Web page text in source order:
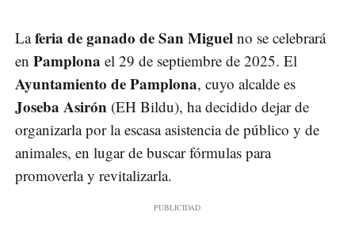
Laferia de ganado de San Miguel no se celebrará
en Pamplona el 29 de septiembre de 2025. El
Ayuntamiento de Pamplona, cuyo alcalde es
Joseba Asirón (EH Bildu), ha decidido dejar de
organizarla por la escasa asistencia de público y de
animales, en lugar de buscar fórmulas para
promoverla y revitalizarla.